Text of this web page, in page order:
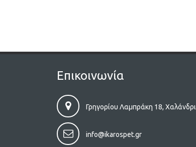
Επικοινωνία
Γρηγορίου Λαμπράκη 18, Χαλάνδρι
info@ikarospet.gr